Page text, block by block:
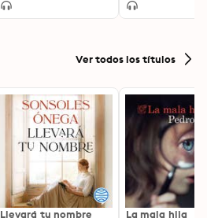
Ver todos los títulos
Llevará tu nombre
La mala hija